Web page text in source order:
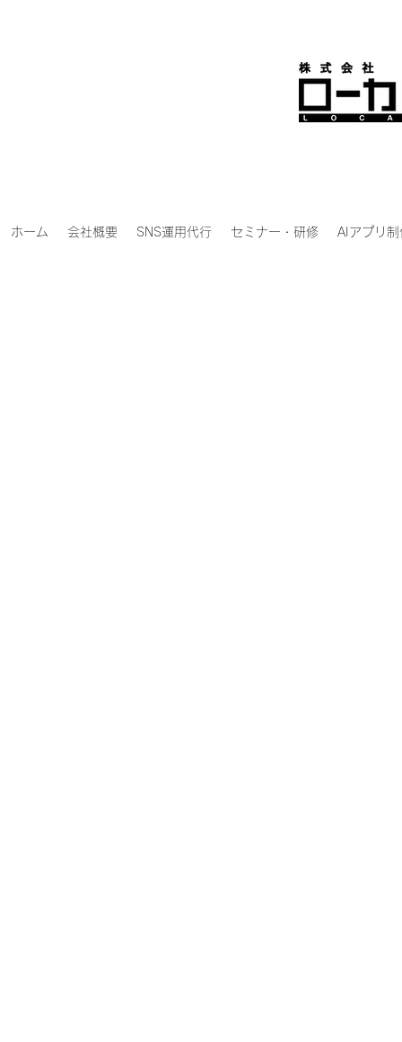
ホーム 会社概要 SNS運用代行 セミナー・研修 AIアプリ制